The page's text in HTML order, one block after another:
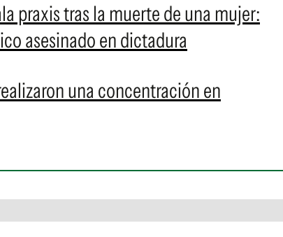
praxis tras la muerte de una mujer:
asesinado en dictadura
una concentración en